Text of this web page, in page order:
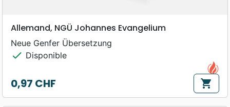
Allemand, NGÜ Johannes Evangelium
Neue Genfer Übersetzung
check Disponible
Prix
0,97 CHF shopping_cart